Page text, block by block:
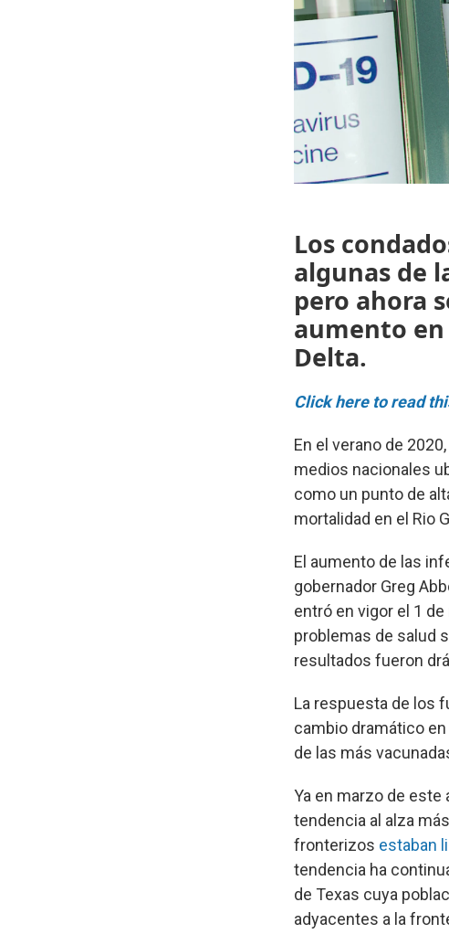
Los
algunas de
pero ahora
aumento
Delta.
Click here to read
En el verano de
medios nacionales
como un punto de
mortalidad en el Rio
El aumento de las
gobernador Greg
entró en vigor el 1
problemas de salud
resultados fueron
La respuesta de los
cambio dramático
de las más
Ya en marzo de este
tendencia al alza
fronterizos estaban
tendencia ha
de Texas cuya
adyacentes a la